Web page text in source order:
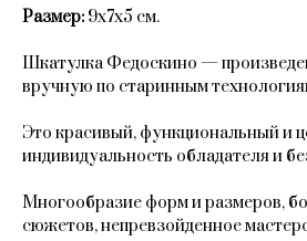
Размер: 9х7х5 см.
Шкатулка Федоскино —
вручную по старинным
Это красивый, функциональный и
индивидуальность обладателя и
Многообразие форм и размеров,
сюжетов, непревзойденное